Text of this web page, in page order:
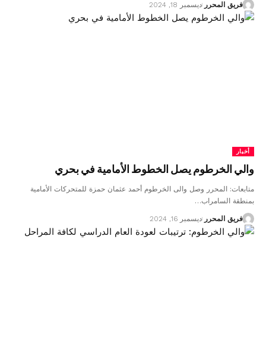
فريق المحرر ديسمبر 18, 2024
أخبار
والي الخرطوم يصل الخطوط الأمامية في بحري
متابعات: المحرر وصل والى الخرطوم أحمد عثمان حمزة للمتحركات الأمامية
بمنطقة السامراب…
فريق المحرر ديسمبر 16, 2024